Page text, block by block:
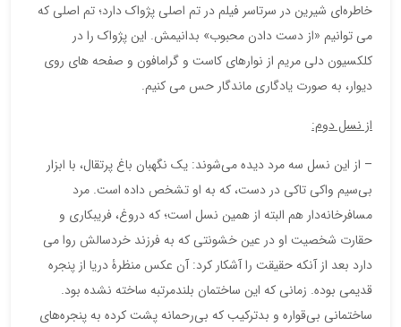
خاطره‌ای شیرین در سرتاسر فیلم در تم اصلی پژواک دارد؛ تم اصلی که
می توانیم «از دست دادن محبوب» بدانیمش. این پژواک را در
کلکسیون دلی مریم از نوارهای کاست و گرامافون و صفحه های روی
دیوار، به صورت یادگاری ماندگار حس می کنیم.
از نسل دوم:
– از این نسل سه مرد دیده می‌شوند: یک نگهبان باغ پرتقال، با ابزار
بی‌سیم واکی تاکی در دست، که به او تشخص داده است. مرد
مسافرخانه‌دار هم البته از همین نسل است؛ که دروغ، فریبکاری و
حقارت شخصیت او در عین خشونتی که به فرزند خردسالش روا می
دارد بعد از آنکه حقیقت را آشکار کرد: آن عکس منظرۀ دریا از پنجره
قدیمی بوده. زمانی که این ساختمان بلندمرتبه ساخته نشده بود.
ساختمانی بی‌قواره و بدترکیب که بی‌رحمانه پشت کرده به پنجره‌های